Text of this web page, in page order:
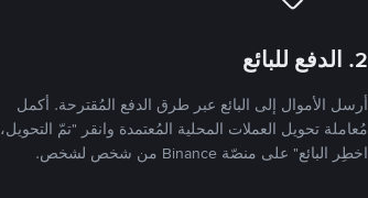
2. الدفع للبائع
أرسل الأموال إلى البائع عبر طرق الدفع المُقترحة. أكمل
مُعاملة تحويل العملات المحلية المُعتمدة وانقر "تمّ التحويل،
اخطِر البائع" على منصّة Binance من شخص لشخص.